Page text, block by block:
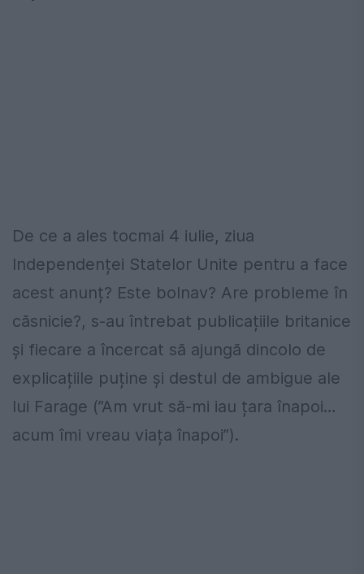
De ce a ales tocmai 4 iulie, ziua
Independenței Statelor Unite pentru a face
acest anunț? Este bolnav? Are probleme în
căsnicie?, s-au întrebat publicațiile britanice
și fiecare a încercat să ajungă dincolo de
explicațiile puține și destul de ambigue ale
lui Farage (”Am vrut să-mi iau țara înapoi…
acum îmi vreau viața înapoi”).